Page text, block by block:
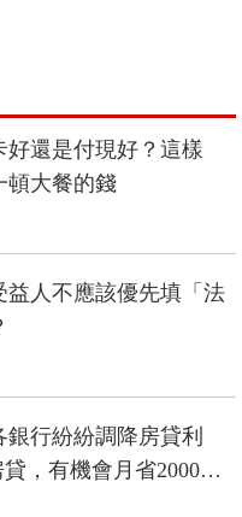
好還是付現好？這樣
頓大餐的錢
益人不應該優先填「法
行紛紛調降房貸利
，有機會月省2000元